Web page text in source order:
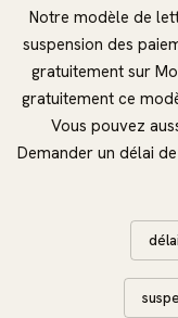
Notre modèle de
suspension des
gratuitement sur
gratuitement ce
Vous pouvez
Demander un délai